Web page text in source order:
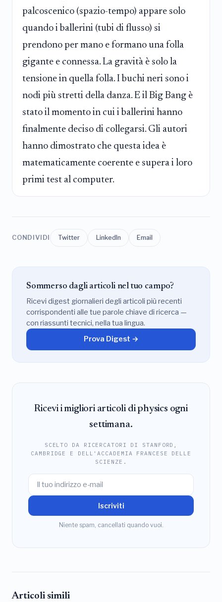
palcoscenico (spazio-tempo) appare solo
quando i ballerini (tubi di flusso) si
prendono per mano e formano una folla
gigante e connessa. La gravità è solo la
tensione in quella folla. I buchi neri sono i
nodi più stretti della danza. E il Big Bang è
stato il momento in cui i ballerini hanno
finalmente deciso di collegarsi. Gli autori
hanno dimostrato che questa idea è
matematicamente coerente e supera i loro
primi test al computer.
CONDIVIDI Twitter LinkedIn Email
Sommerso dagli articoli nel tuo campo?
Ricevi digest giornalieri degli articoli più recenti
corrispondenti alle tue parole chiave di ricerca —
con riassunti tecnici, nella tua lingua.
Prova Digest →
Ricevi i migliori articoli di physics ogni
settimana.
SCELTO DA RICERCATORI DI STANFORD,
CAMBRIDGE E DELL'ACCADEMIA FRANCESE DELLE
SCIENZE.
Iscriviti
Niente spam, cancellati quando vuoi.
Articoli simili